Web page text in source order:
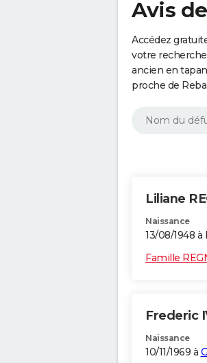
Avis
Accédez
votre
ancien en
proche de
Liliane
Naissance
13/08/1948 à
Famille
Frederic
Naissance
10/11/1969 à